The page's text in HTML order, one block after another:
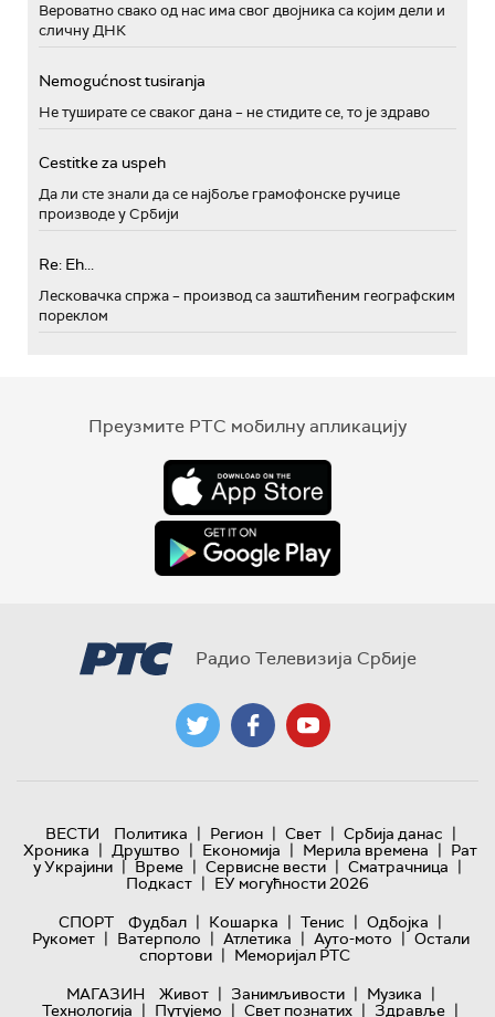
Вероватно свако од нас има свог двојника са којим дели и
сличну ДНК
Nemogućnost tusiranja
Не туширате се сваког дана – не стидите се, то је здраво
Cestitke za uspeh
Да ли сте знали да се најбоље грамофонске ручице
производе у Србији
Re: Eh...
Лесковачка спржа – производ са заштићеним географским
пореклом
Преузмите РТС мобилну апликацију
Радио Телевизија Србије
ВЕСТИ Политика | Регион | Свет | Србија данас |
Хроника | Друштво | Економија | Мерила времена | Рат
у Украјини | Време | Сервисне вести | Сматрачница |
Подкаст | ЕУ могућности 2026
СПОРТ
Фудбал | Кошарка | Тенис | Одбојка |
Рукомет | Ватерполо | Атлетика | Ауто-мото | Остали
спортови | Меморијал РТС
МАГАЗИН
Живот | Занимљивости | Музика |
Технологијa | Путујемо | Свет познатих | Здравље |